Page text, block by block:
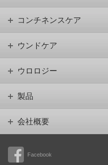
Facebook
コンチネンスケア
ウンドケア
ウロロジー
製品
会社概要